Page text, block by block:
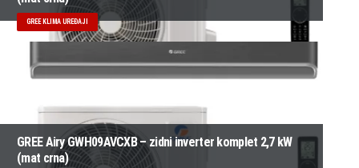
GREE KLIMA UREĐAJI
GREE Airy GWH09AVCXB – zidni inverter komplet 2,7 kW
(mat crna)